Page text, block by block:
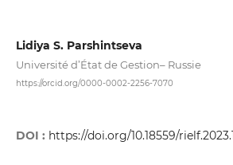
Lidiya S. Parshintseva
Université d’État de Gestion– Russie
https://orcid.org/0000-0002-2256-7070
DOI : https://doi.org/10.18559/